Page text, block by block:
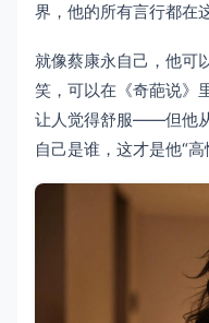
界，他的所有言行都在
就像蔡康永自己，他可
笑，可以在《奇葩说》
让人觉得舒服——但他
自己是谁，这才是他“高